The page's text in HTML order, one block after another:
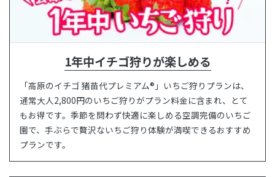
1年中イチゴ狩りが楽しめる
「高原のイチゴ 猪苗代プレミアム®」いちご狩りプランは、
通常大人2,800円のいちご狩りがプラン料金に含まれ、とて
もお得です。季節を問わず快適に楽しめる空調完備のいちご
園で、手ぶらで贅沢ないちご狩り体験が満喫できるおすすめ
プランです。